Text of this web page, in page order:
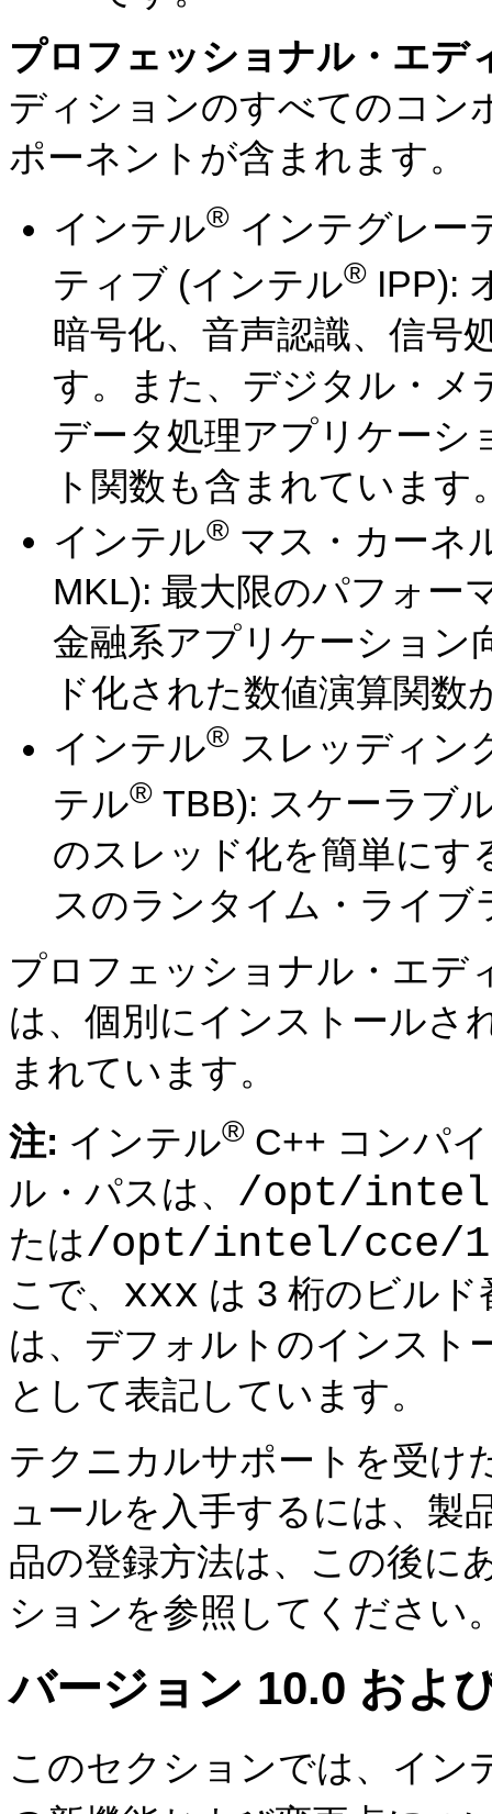
プロフェッショナル・エデ
ディションのすべてのコン
ポーネントが含まれます。
インテル® インテグレー
ティブ (インテル® IPP):
暗号化、音声認識、信号
す。また、デジタル・メ
データ処理アプリケーシ
ト関数も含まれています
インテル® マス・カーネ
MKL): 最大限のパフォー
金融系アプリケーション
ド化された数値演算関数
インテル® スレッディン
テル® TBB): スケーラブ
のスレッド化を簡単にす
スのランタイム・ライブ
プロフェッショナル・エデ
は、個別にインストールさ
まれています。
注: インテル® C++ コンパ
ル・パスは、 /opt/
たは/opt/intel/cce/
こで、 xxx は 3 桁のビル
は、デフォルトのインスト
として表記しています。
テクニカルサポートを受け
ュールを入手するには、製
品の登録方法は、この後に
ションを参照してください
バージョン 10.0 およ
このセクションでは、イン